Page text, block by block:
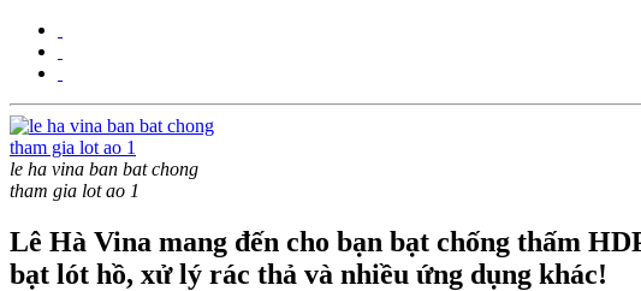
le ha vina ban bat chong
tham gia lot ao 1
Lê Hà Vina mang đến cho bạn bạt chống thấm
bạt lót hồ, xử lý rác thả và nhiều ứng dụng khác!